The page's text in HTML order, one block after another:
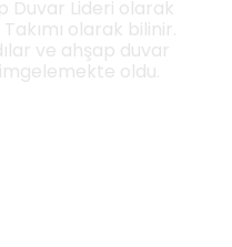
Duvar Lideri olarak
olarak bilinir.
ve ahşap duvar
oldu.